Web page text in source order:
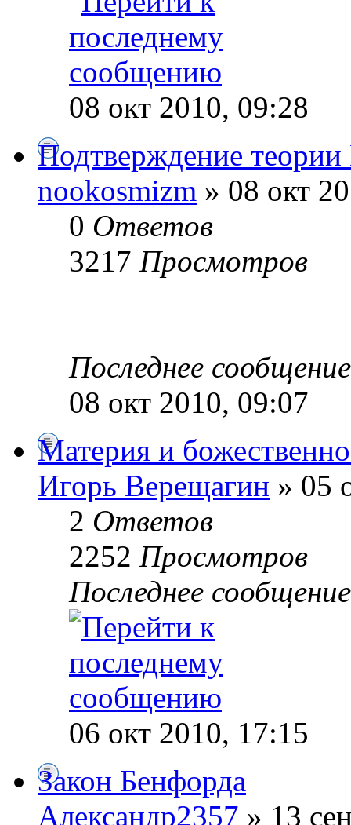
08 окт 2010, 09:28
Подтверждение
nookosmizm » 08 окт
0 Ответов
3217 Просмотров
Последнее
08 окт 2010, 09:07
Материя и
Игорь Верещагин » 05
2 Ответов
2252 Просмотров
Последнее
06 окт 2010, 17:15
Закон Бенфорда
Александр2357 » 13